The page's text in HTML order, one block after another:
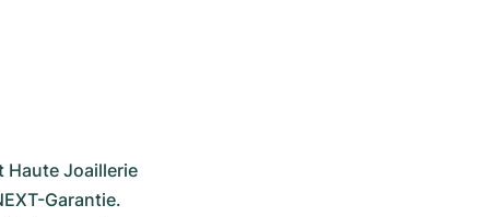
Haute Joaillerie
Garantie.